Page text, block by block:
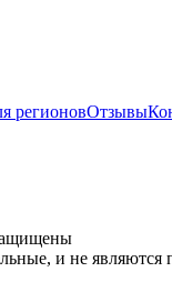
регионовОтзывы
и не являются